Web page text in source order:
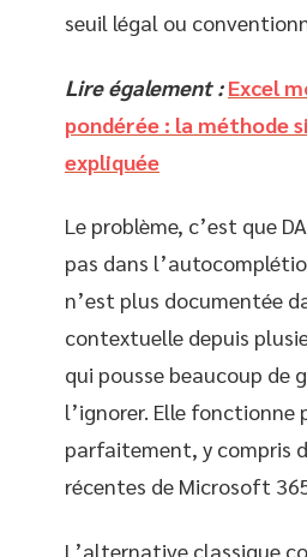
seuil légal ou
Lire également : Excel
pondérée : la méthode
expliquée
Le problème, c’est que
pas dans
n’est plus documentée
contextuelle depuis
qui pousse beaucoup de
l’ignorer. Elle
parfaitement, y compris
récentes de Microsoft
L’alternative classique